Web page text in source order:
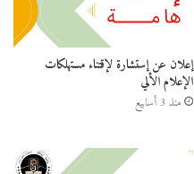
إعلان عن إستشارة لإقتناء مستهلكات
الإعلام الألي
منذ 3 أسابيع